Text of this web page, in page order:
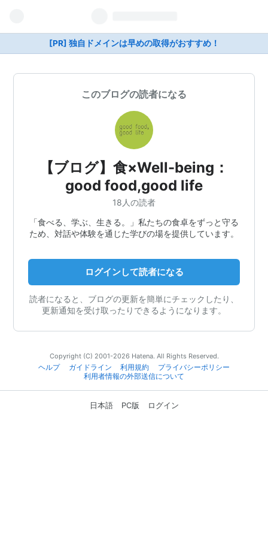
[PR] 独自ドメインは早めの取得がおすすめ！
このブログの読者になる
【ブログ】食×Well-being：
good food,good life
18人の読者
「食べる、学ぶ、生きる。」私たちの食卓をずっと守る
ため、対話や体験を通じた学びの場を提供しています。
ログインして読者になる
読者になると、ブログの更新を簡単にチェックしたり、
更新通知を受け取ったりできるようになります。
Copyright (C) 2001-2026 Hatena. All Rights Reserved.
ヘルプ
ガイドライン 利用規約
プライバシーポリシー
利用者情報の外部送信について
日本語 PC版 ログイン